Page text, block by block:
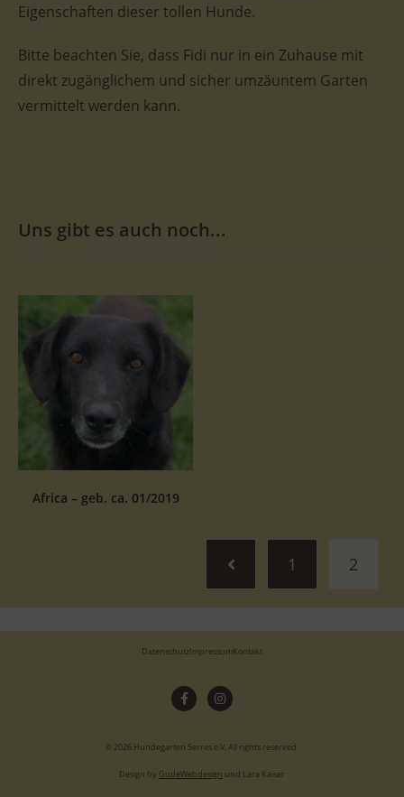
Eigenschaften dieser tollen Hunde.
Bitte beachten Sie, dass Fidi nur in ein Zuhause mit
direkt zugänglichem und sicher umzäuntem Garten
vermittelt werden kann.
Uns gibt es auch noch...
Africa – geb. ca. 01/2019
1 2
© 2026 Hundegarten Serres e.V. All rights reserved.
Design by GudeWebdesign und Lara Kaiser
DatenschutzImpressumKontakt